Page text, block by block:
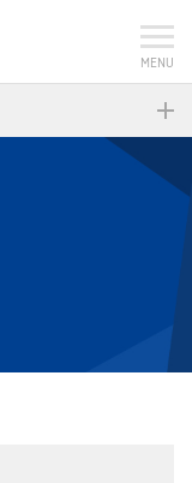
MENU